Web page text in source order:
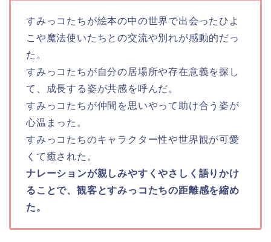
すみっコたちが絵本の中の世界で出会ったひよ
こや魔法使いたちとの交流や別れが感動的だっ
た。
すみっコたちが自分の居場所や存在意義を探し
て、成長する姿が共感を呼んだ。
すみっコたちが仲間を思いやって助け合う姿が
心温まった。
すみっコたちのキャラクター性や世界観が可愛
くて癒された。
ナレーションが親しみやすくやさしく語りかけ
ることで、観客とすみっコたちの距離感を縮め
た。